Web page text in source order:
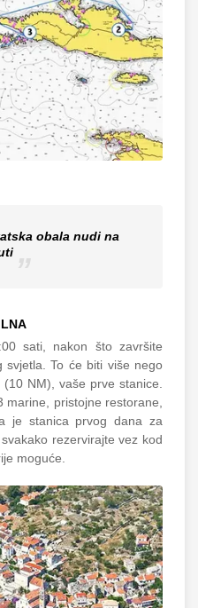
obala nudi na
sati, nakon što završite
svjetla. To će biti više nego
NM), vaše prve stanice.
marine, pristojne restorane,
je stanica prvog dana za
rezervirajte vez kod
moguće.